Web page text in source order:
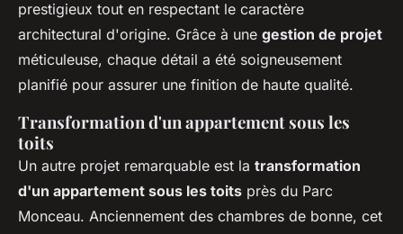
prestigieux tout en respectant le caractère
architectural d'origine. Grâce à une gestion de projet
méticuleuse, chaque détail a été soigneusement
planifié pour assurer une finition de haute qualité.
Transformation d'un appartement sous les
toits
Un autre projet remarquable est la transformation
d'un appartement sous les toits près du Parc
Monceau. Anciennement des chambres de bonne, cet